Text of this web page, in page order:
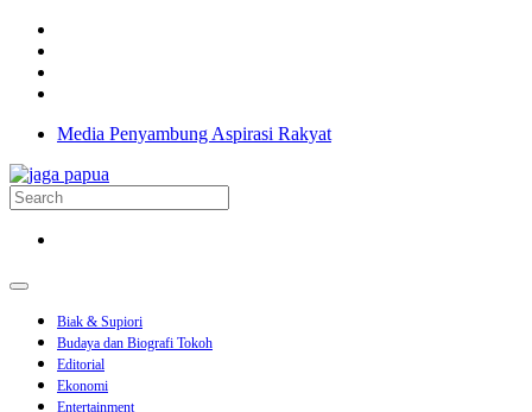
Media Penyambung Aspirasi Rakyat
Biak & Supiori
Budaya dan Biografi Tokoh
Editorial
Ekonomi
Entertainment